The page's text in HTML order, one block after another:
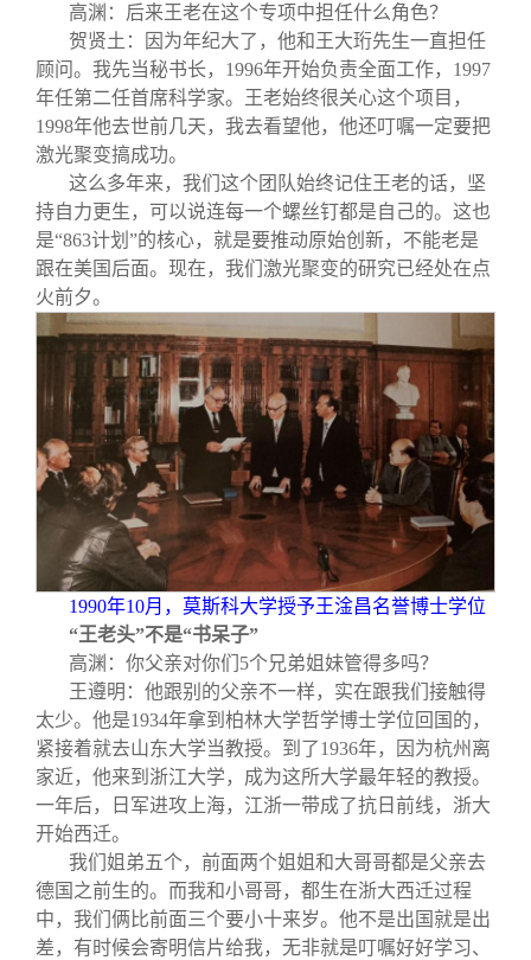
高渊：后来王老在这个专项中担任什么角色？
贺贤土：因为年纪大了，他和王大珩先生一直担任
顾问。我先当秘书长，1996年开始负责全面工作，1997
年任第二任首席科学家。王老始终很关心这个项目，
1998年他去世前几天，我去看望他，他还叮嘱一定要把
激光聚变搞成功。
这么多年来，我们这个团队始终记住王老的话，坚
持自力更生，可以说连每一个螺丝钉都是自己的。这也
是“863计划”的核心，就是要推动原始创新，不能老是
跟在美国后面。现在，我们激光聚变的研究已经处在点
火前夕。
1990年10月，莫斯科大学授予王淦昌名誉博士学位
“王老头”不是“书呆子”
高渊：你父亲对你们5个兄弟姐妹管得多吗？
王遵明：他跟别的父亲不一样，实在跟我们接触得
太少。他是1934年拿到柏林大学哲学博士学位回国的，
紧接着就去山东大学当教授。到了1936年，因为杭州离
家近，他来到浙江大学，成为这所大学最年轻的教授。
一年后，日军进攻上海，江浙一带成了抗日前线，浙大
开始西迁。
我们姐弟五个，前面两个姐姐和大哥哥都是父亲去
德国之前生的。而我和小哥哥，都生在浙大西迁过程
中，我们俩比前面三个要小十来岁。他不是出国就是出
差，有时候会寄明信片给我，无非就是叮嘱好好学习、